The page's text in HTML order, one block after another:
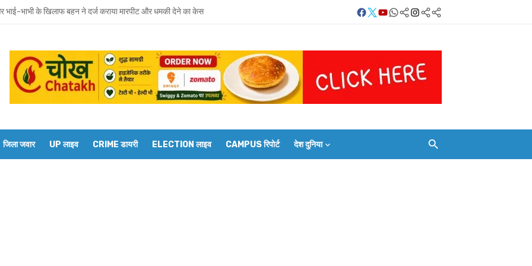
भाभी के खिलाफ बहन ने दर्ज कराया मारपीट और धमकी देने का केस
को होगा उमाशंकर सिंह का अंतिम संस्कार, दुकानें बंद कर व्यापारियों ने दी श्रद्धांजलि
विधानसभा से जुड़े थे उमाशंकर सिंह, पूरे सदन ने की थी जल्द स्वस्थ होने की कामना
भाई मानती थीं मायावती, राखी बांधने से लेकर परिवार को हिम्मत देने तक रहा खास रिश्ता
सिंह का निधन, मायावती ने जताया शोक
Facebook
Twitter
Youtube
Whatsapp
बलिया
लाइव
FOLLOW/JOIN
करें
Instagram
Telegram
जिला जवार UP लाइव CRIME डायरी ELECTION लाइव CAMPUS रिपोर्ट देश दुनिया